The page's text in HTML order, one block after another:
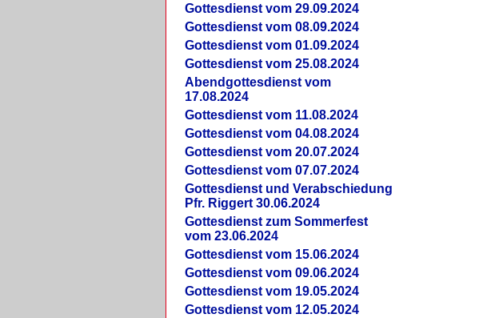
Gottesdienst vom 29.09.2024
Gottesdienst vom 08.09.2024
Gottesdienst vom 01.09.2024
Gottesdienst vom 25.08.2024
Abendgottesdienst vom
17.08.2024
Gottesdienst vom 11.08.2024
Gottesdienst vom 04.08.2024
Gottesdienst vom 20.07.2024
Gottesdienst vom 07.07.2024
Gottesdienst und Verabschiedung
Pfr. Riggert 30.06.2024
Gottesdienst zum Sommerfest
vom 23.06.2024
Gottesdienst vom 15.06.2024
Gottesdienst vom 09.06.2024
Gottesdienst vom 19.05.2024
Gottesdienst vom 12.05.2024